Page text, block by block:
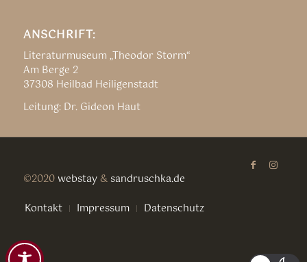
ANSCHRIFT:
Literaturmuseum „Theodor Storm“
Am Berge 2
37308 Heilbad Heiligenstadt
Leitung: Dr. Gideon Haut
©2020 webstay&sandruschka.de
Kontakt
Impressum Datenschutz